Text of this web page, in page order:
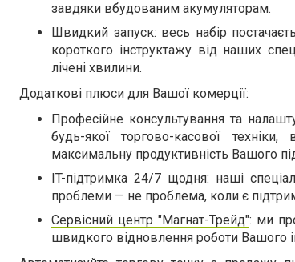
завдяки вбудованим акумуляторам.
Швидкий запуск: весь набір
короткого інструктажу від наших
лічені хвилини.
Додаткові плюси для Вашої комерції:
Професійне консультування та
будь-якої торгово-касової
максимальну продуктивність Вашого
IT-підтримка 24/7 щодня: наші
проблеми — не проблема, коли є
Сервісний центр "Магнат-Трейд": ми
швидкого відновлення роботи Вашого